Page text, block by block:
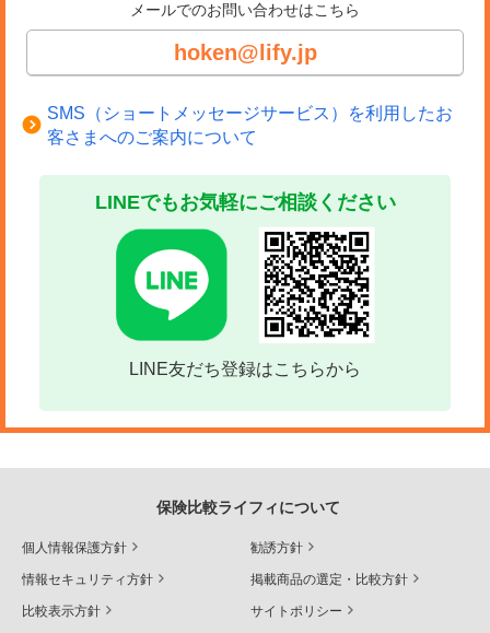
メールでのお問い合わせはこちら
hoken@lify.jp
SMS（ショートメッセージサービス）を利用したお
客さまへのご案内について
LINEでもお気軽にご相談ください
LINE友だち登録はこちらから
保険比較ライフィについて
個人情報保護方針 勧誘方針
情報セキュリティ方針 掲載商品の選定・比較方針
比較表示方針 サイトポリシー